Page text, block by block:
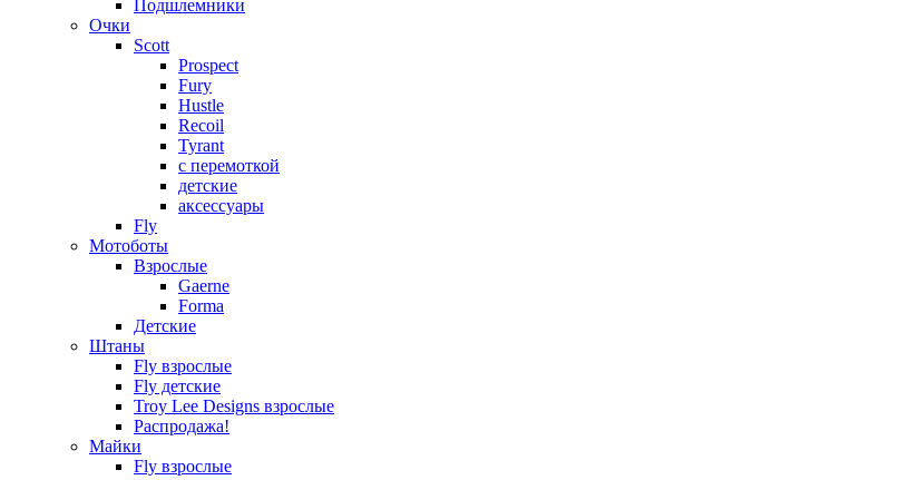
Подшлемники
Очки
Scott
Prospect
Fury
Hustle
Recoil
Tyrant
с перемоткой
детские
аксессуары
Fly
Мотоботы
Взрослые
Gaerne
Forma
Детские
Штаны
Fly взрослые
Fly детские
Troy Lee Designs взрослые
Распродажа!
Майки
Fly взрослые